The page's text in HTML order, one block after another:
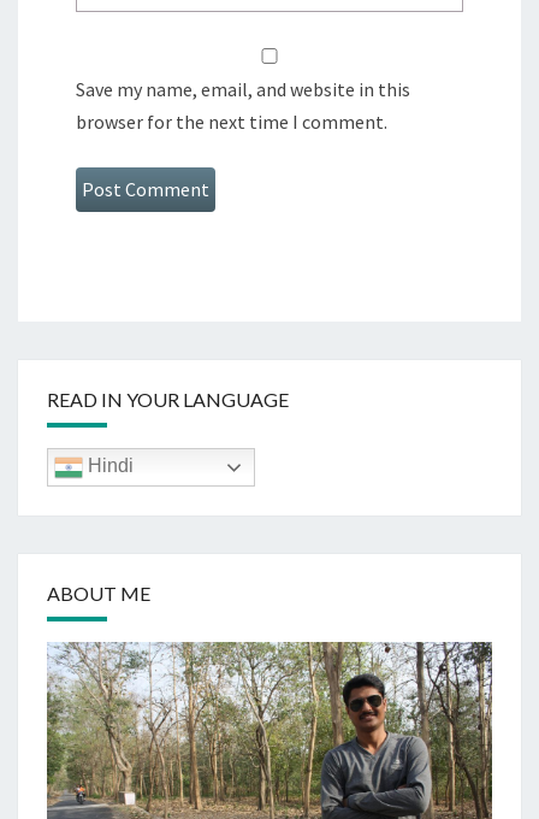
Save my name, email, and website in this
browser for the next time I comment.
READ IN YOUR LANGUAGE
Hindi
ABOUT ME